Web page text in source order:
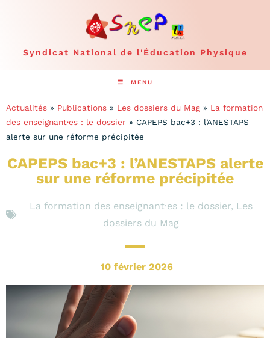
Syndicat National de l'Éducation Physique
MENU
Actualités » Publications » Les dossiers du Mag » La formation
des enseignant·es : le dossier » CAPEPS bac+3 : l’ANESTAPS
alerte sur une réforme précipitée
CAPEPS bac+3 : l’ANESTAPS alerte
sur une réforme précipitée
La formation des enseignant·es : le dossier, Les
dossiers du Mag
10 février 2026